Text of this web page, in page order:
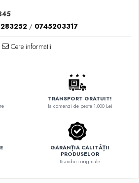
/ 0745203317
Cere informatii
TRANSPORT GRATUIT!
la comenzi de peste 1.000 Lei
GARANȚIA CALITĂȚII
PRODUSELOR
Branduri originale